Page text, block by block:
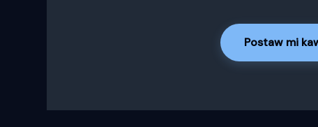
Postaw mi